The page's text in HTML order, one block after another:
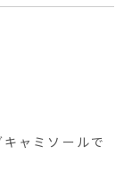
ャミソールで